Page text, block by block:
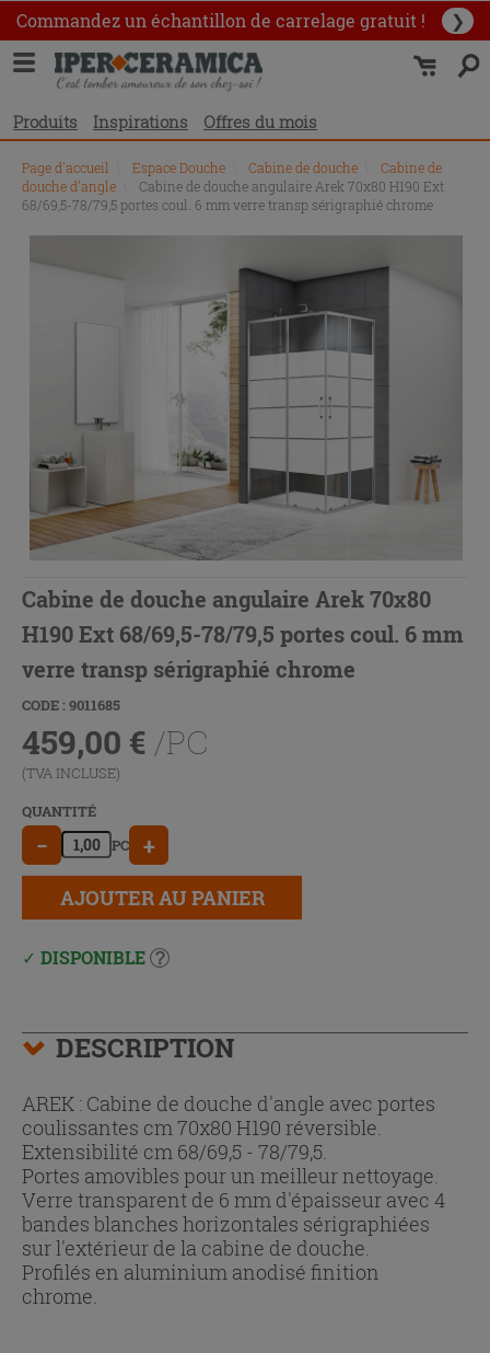
Commandez un échantillon de carrelage gratuit ! ❯
Produits Inspirations Offres du mois
Page d'accueil Espace Douche Cabine de douche
Cabine de
douche d'angle
Cabine de douche angulaire Arek 70x80 H190 Ext
68/69,5-78/79,5 portes coul. 6 mm verre transp sérigraphié chrome
Cabine de douche angulaire Arek 70x80
H190 Ext 68/69,5-78/79,5 portes coul. 6 mm
verre transp sérigraphié chrome
CODE : 9011685
459,00 € /PC
(TVA INCLUSE)
QUANTITÉ
− PC +
AJOUTER AU PANIER
DISPONIBLE
DESCRIPTION
AREK : Cabine de douche d'angle avec portes
coulissantes cm 70x80 H190 réversible.
Extensibilité cm 68/69,5 - 78/79,5.
Portes amovibles pour un meilleur nettoyage.
Verre transparent de 6 mm d'épaisseur avec 4
bandes blanches horizontales sérigraphiées
sur l'extérieur de la cabine de douche.
Profilés en aluminium anodisé finition
chrome.